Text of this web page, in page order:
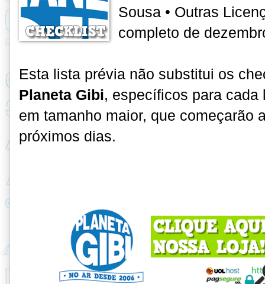
Sousa • Outras
completo de
Esta lista prévia não substitui os
Planeta Gibi, específicos para
em tamanho maior, que começarão
próximos dias.